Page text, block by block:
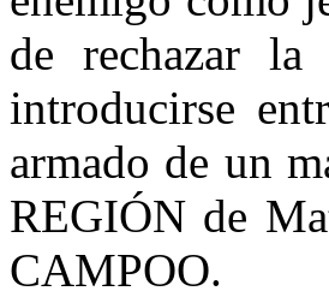
de rechazar
introducirse
armado de un
REGIÓN de
CAMPOO.